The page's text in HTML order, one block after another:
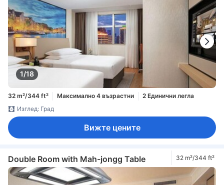
1/18
32 m²/344 ft² Максимално 4 възрастни
2 Единични легла
Изглед: Град
Вижте цените
Double Room with Mah-jongg Table 32 m²/344 ft²